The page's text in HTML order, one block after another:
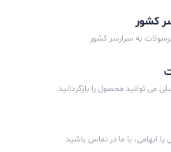
کشور
به سرارسر کشور
می توانید محصول را بازگردانید
ابهامی، با ما در تماس باشید